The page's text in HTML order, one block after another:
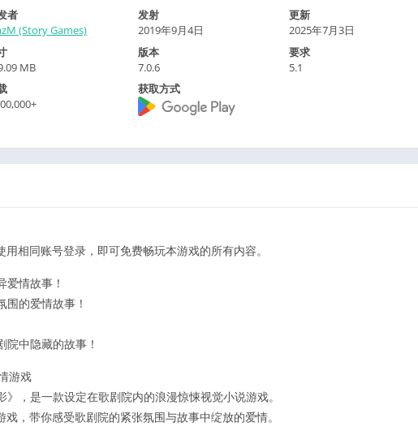
者
(Story Games)
发射
2019年9月4日
更新
2025年7月3日
MB
版本
7.0.6
要求
5.1
获取方式
相同账号登录，即可免费畅玩本游戏的所有内容。
爱情故事！
的爱情故事！
中隐藏的故事！
游戏
，是一款设定在歌剧院内的浪漫惊悚视觉小说游戏。
，带你感受歌剧院的紧张氛围与故事中绽放的爱情。